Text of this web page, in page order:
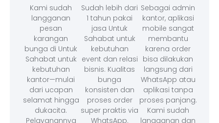
Kami sudah
langganan
pesan
karangan
bunga di Untuk
Sahabat untuk
kebutuhan
kantor—mulai
dari ucapan
selamat hingga
dukacita.
Pelayanannya
Sudah lebih dari
1 tahun pakai
jasa Untuk
Sahabat untuk
kebutuhan
event dan relasi
bisnis. Kualitas
bunga
konsisten dan
proses order
super praktis via
WhatsApp.
Sebagai admin
kantor, aplikasi
mobile sangat
membantu
karena order
bisa dilakukan
langsung dari
WhatsApp atau
aplikasi tanpa
proses panjang.
Kami sudah
langganan dan